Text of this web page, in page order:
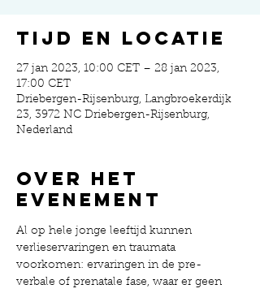
Tijd en locatie
27 jan 2023, 10:00 CET – 28 jan 2023,
17:00 CET
Driebergen-Rijsenburg, Langbroekerdijk
23, 3972 NC Driebergen-Rijsenburg,
Nederland
Over het
evenement
Al op hele jonge leeftijd kunnen
verlieservaringen en traumata
voorkomen: ervaringen in de pre-
verbale of prenatale fase, waar er geen